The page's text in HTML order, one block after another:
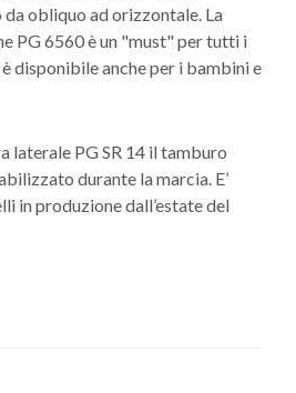
obliquo ad orizzontale. La
PG 6560 è un "must" per tutti i
disponibile anche per i bambini e
laterale PG SR 14 il tamburo
durante la marcia. E’
in produzione dall’estate del